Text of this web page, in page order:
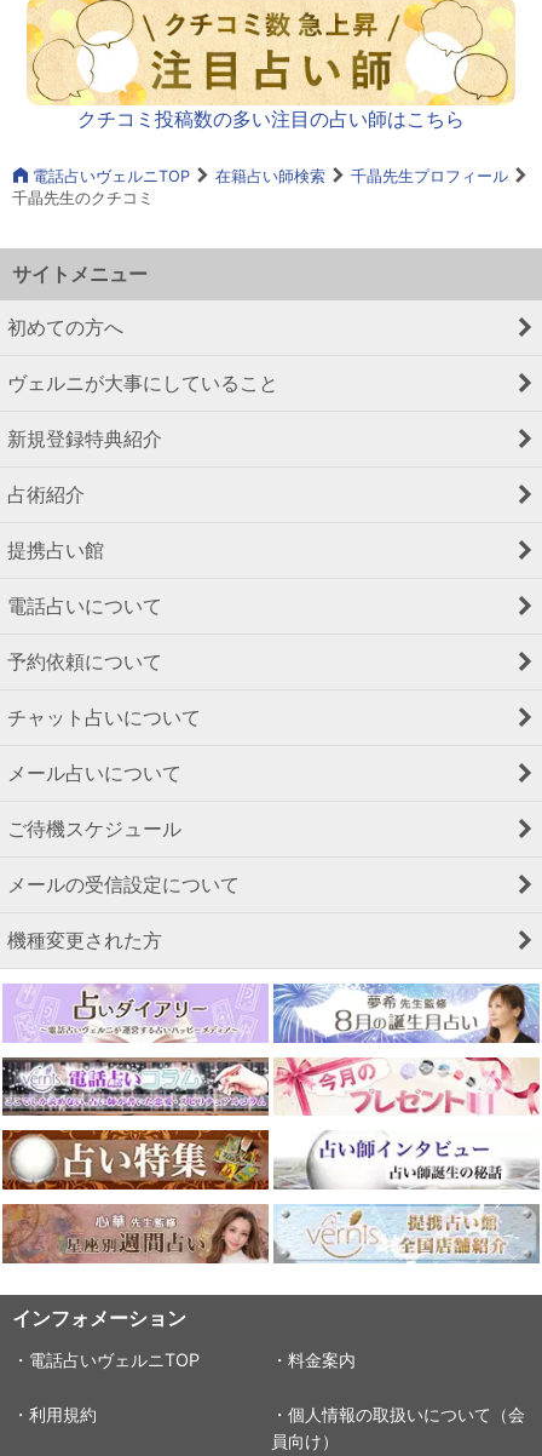
クチコミ投稿数の多い注目の占い師はこちら
電話占いヴェルニTOP 在籍占い師検索
千晶先生プロフィール
千晶先生のクチコミ
サイトメニュー
初めての方へ
ヴェルニが大事にしていること
新規登録特典紹介
占術紹介
提携占い館
電話占いについて
予約依頼について
チャット占いについて
メール占いについて
ご待機スケジュール
メールの受信設定について
機種変更された方
インフォメーション
・電話占いヴェルニTOP ・料金案内
・利用規約
・個人情報の取扱いについて（会
員向け）